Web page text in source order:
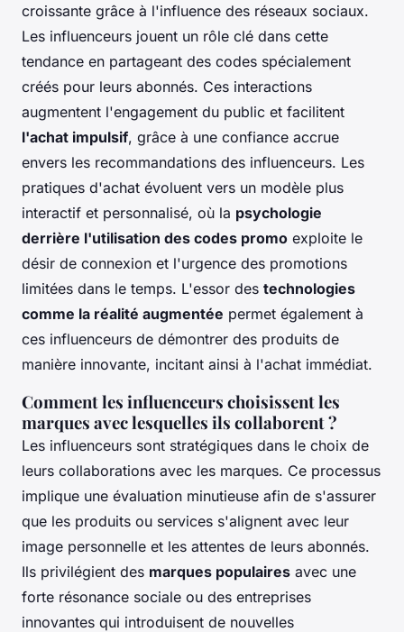
croissante grâce à l'influence des réseaux sociaux.
Les influenceurs jouent un rôle clé dans cette
tendance en partageant des codes spécialement
créés pour leurs abonnés. Ces interactions
augmentent l'engagement du public et facilitent
l'achat impulsif, grâce à une confiance accrue
envers les recommandations des influenceurs. Les
pratiques d'achat évoluent vers un modèle plus
interactif et personnalisé, où la psychologie
derrière l'utilisation des codes promo exploite le
désir de connexion et l'urgence des promotions
limitées dans le temps. L'essor des technologies
comme la réalité augmentée permet également à
ces influenceurs de démontrer des produits de
manière innovante, incitant ainsi à l'achat immédiat.
Comment les influenceurs choisissent les
marques avec lesquelles ils collaborent ?
Les influenceurs sont stratégiques dans le choix de
leurs collaborations avec les marques. Ce processus
implique une évaluation minutieuse afin de s'assurer
que les produits ou services s'alignent avec leur
image personnelle et les attentes de leurs abonnés.
Ils privilégient des marques populaires avec une
forte résonance sociale ou des entreprises
innovantes qui introduisent de nouvelles